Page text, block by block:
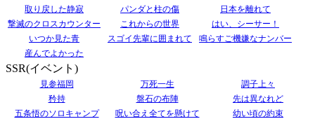
取り戻した静寂
パンダと柱の傷
日本を離れて
撃滅のクロスカウンター
これからの世界
はい、シーサー！
いつか見た青
スゴイ先輩に囲まれて
鳴らすご機嫌なナンバー
産んでよかった
SSR(イベント)
見参福岡 万死一生
調子上々
矜持
盤石の布陣
先は異なれど
五条悟のソロキャンプ
呪い合え全てを懸けて
幼い頃の約束